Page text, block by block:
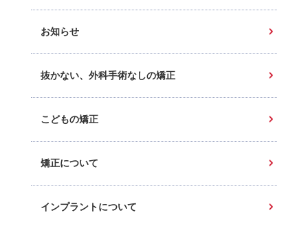
お知らせ
抜かない、外科手術なしの矯正
こどもの矯正
矯正について
インプラントについて